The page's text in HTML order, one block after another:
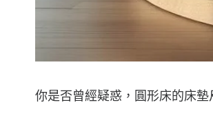
你是否曾經疑惑，圓形床的床